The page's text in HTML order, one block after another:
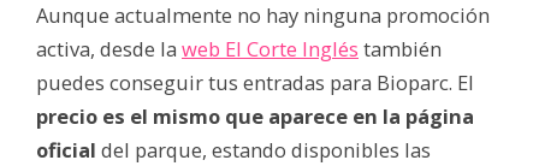
Aunque actualmente no hay ninguna promoción
activa, desde la web El Corte Inglés también
puedes conseguir tus entradas para Bioparc. El
precio es el mismo que aparece en la página
oficial del parque, estando disponibles las